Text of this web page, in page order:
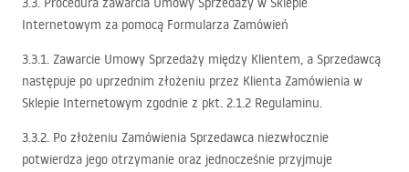
Internetowym za pomocą Formularza Zamówień
3.3.1. Zawarcie Umowy Sprzedaży między Klientem, a Sprzedawcą
następuje po uprzednim złożeniu przez Klienta Zamówienia w
Sklepie Internetowym zgodnie z pkt. 2.1.2 Regulaminu.
3.3.2. Po złożeniu Zamówienia Sprzedawca niezwłocznie
potwierdza jego otrzymanie oraz jednocześnie przyjmuje